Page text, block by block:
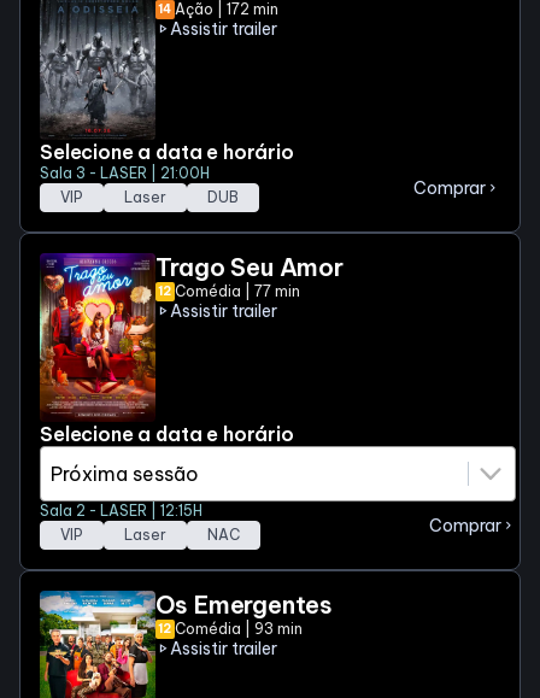
Selecione a data e horário
Sala 3 - LASER | 21:00H
VIP
Laser DUB Comprar chevron_right
14 Ação | 172 min
play_arrowAssistir trailer
Selecione a data e horário
Sala 2 - LASER | 12:15H
VIP
Laser NAC Comprar chevron_right
Trago Seu Amor
12 Comédia | 77 min
play_arrowAssistir trailer
Os Emergentes
12 Comédia | 93 min
play_arrowAssistir trailer